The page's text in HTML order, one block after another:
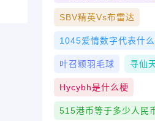
SBV精英vs布雷达
1045爱情数字代表什
叶召颖羽毛球 寻仙
Hycybh是什么梗
515港币等于多少人民